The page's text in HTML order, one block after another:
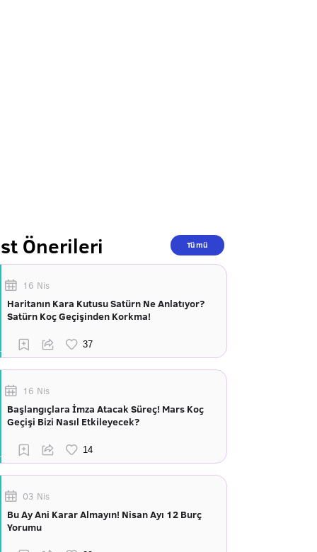
Önerileri Tümü
16 Nis
Haritanın Kara Kutusu Satürn Ne Anlatıyor?
Satürn Koç Geçişinden Korkma!
16 Nis
Başlangıçlara İmza Atacak Süreç! Mars Koç
Geçişi Bizi Nasıl Etkileyecek?
03 Nis
Bu Ay Ani Karar Almayın! Nisan Ayı 12 Burç
Yorumu